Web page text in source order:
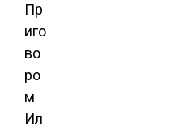
Пр
иго
во
ро
м
Ил